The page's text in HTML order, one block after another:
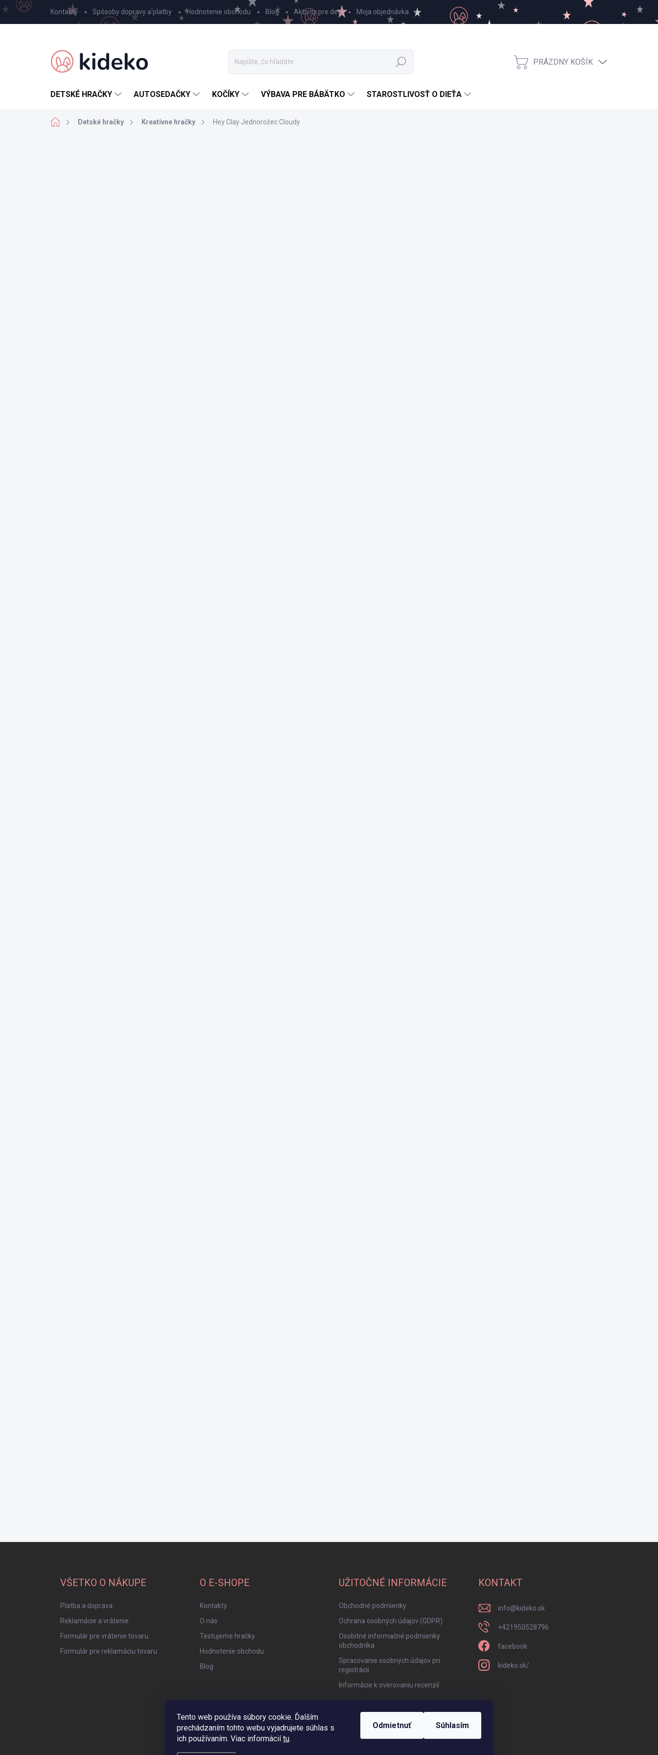
Tento web používa súbory cookie. Ďalším
prechádzaním tohto webu vyjadrujete súhlas s
ich používaním. Viac informáciítu.
Odmietnuť Súhlasím
Prejsť
na
obsah
Kontakty Spôsoby dopravy a platby Hodnotenie obchodu Blog Aktivity pre deti Moja objednávka
Hľadať
NÁKUPNÝ
PRÁZDNY KOŠÍK
DETSKÉ HRAČKY AUTOSEDAČKY KOČÍKY VÝBAVA PRE BÁBÄTKO STAROSTLIVOSŤ O DIEŤA
DomovDetské hračky Kreatívne hračky Hey Clay Jednorožec Cloudy
VŠETKO O NÁKUPE
Platba a doprava
Reklamácie a vrátenie
Formulár pre vrátenie tovaru
Formulár pre reklamáciu tovaru
O E-SHOPE
Kontakty
O nás
Testujeme hračky
Hodnotenie obchodu
Blog
UŽITOČNÉ INFORMÁCIE
Obchodné podmienky
Ochrana osobných údajov (GDPR)
Osobitné informačné podmienky
obchodníka
Spracovanie osobných údajov pri
registrácii
Informácie k overovaniu recenzií
KONTAKT
info@kideko.sk
+421950528796
facebook
kideko.sk/